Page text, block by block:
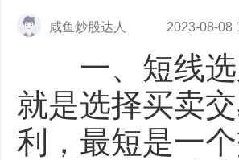
咸鱼炒股达人 2023-08-08
一、短线选
就是选择买卖
利，最短是一